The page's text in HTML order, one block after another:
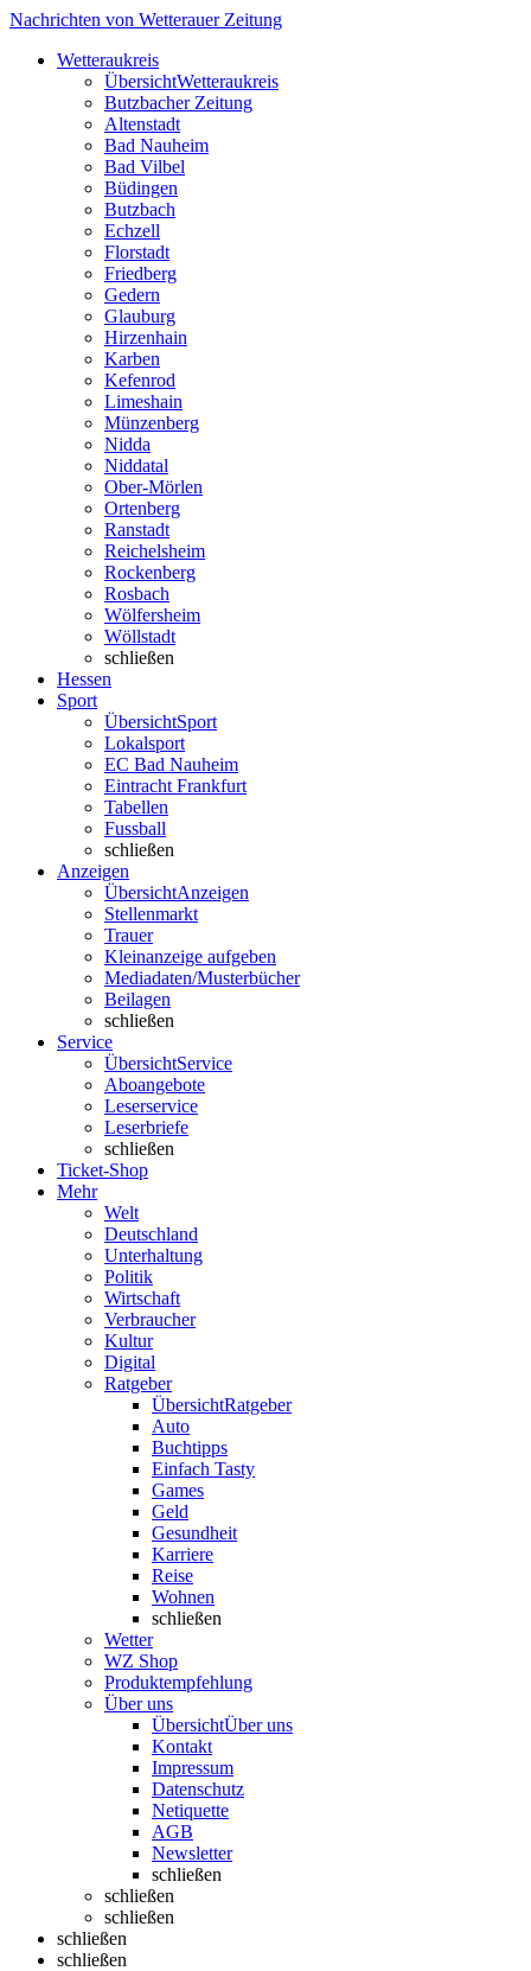
Nachrichten von Wetterauer Zeitung
Wetteraukreis
ÜbersichtWetteraukreis
Butzbacher Zeitung
Altenstadt
Bad Nauheim
Bad Vilbel
Büdingen
Butzbach
Echzell
Florstadt
Friedberg
Gedern
Glauburg
Hirzenhain
Karben
Kefenrod
Limeshain
Münzenberg
Nidda
Niddatal
Ober-Mörlen
Ortenberg
Ranstadt
Reichelsheim
Rockenberg
Rosbach
Wölfersheim
Wöllstadt
schließen
Hessen
Sport
ÜbersichtSport
Lokalsport
EC Bad Nauheim
Eintracht Frankfurt
Tabellen
Fussball
schließen
Anzeigen
ÜbersichtAnzeigen
Stellenmarkt
Trauer
Kleinanzeige aufgeben
Mediadaten/Musterbücher
Beilagen
schließen
Service
ÜbersichtService
Aboangebote
Leserservice
Leserbriefe
schließen
Ticket-Shop
Mehr
Welt
Deutschland
Unterhaltung
Politik
Wirtschaft
Verbraucher
Kultur
Digital
Ratgeber
ÜbersichtRatgeber
Auto
Buchtipps
Einfach Tasty
Games
Geld
Gesundheit
Karriere
Reise
Wohnen
schließen
Wetter
WZ Shop
Produktempfehlung
Über uns
ÜbersichtÜber uns
Kontakt
Impressum
Datenschutz
Netiquette
AGB
Newsletter
schließen
schließen
schließen
schließen
schließen